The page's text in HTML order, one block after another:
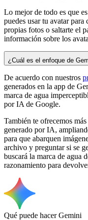
Lo mejor de todo es que
puedes usar tu avatar
propias fotos o saltarte el
información sobre los
¿Cuál es el enfoque de
De acuerdo con nuestros
generados en la app de
marca de agua
por IA de Google.
También te ofrecemos
generado por IA,
para que abarquen
archivo y preguntar si se
buscará la marca de agua
razonamiento para
Qué puede hacer Gemini